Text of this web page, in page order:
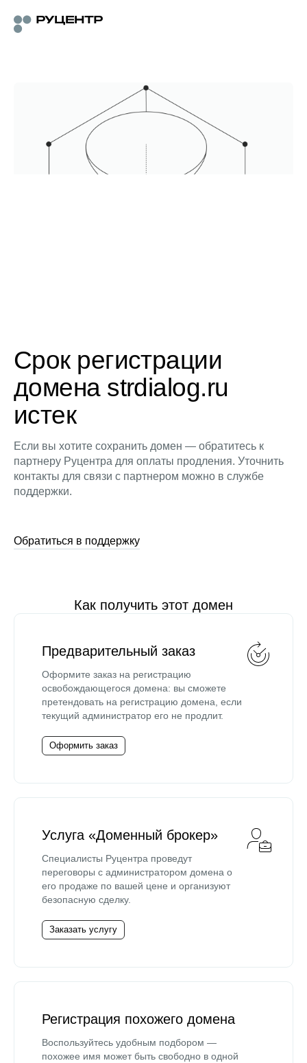
Срок регистрации
домена strdialog.ru
истек
Если вы хотите сохранить домен — обратитесь к
партнеру Руцентра для оплаты продления. Уточнить
контакты для связи с партнером можно в службе
поддержки.
Обратиться в поддержку
Как получить этот домен
Предварительный заказ
Оформите заказ на регистрацию
освобождающегося домена: вы сможете
претендовать на регистрацию домена, если
текущий администратор его не продлит.
Оформить заказ
Услуга «Доменный брокер»
Специалисты Руцентра проведут
переговоры с администратором домена о
его продаже по вашей цене и организуют
безопасную сделку.
Заказать услугу
Регистрация похожего домена
Воспользуйтесь удобным подбором —
похожее имя может быть свободно в одной